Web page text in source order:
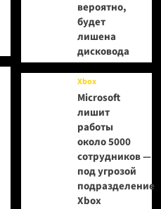
вероятно,
будет
лишена
дисковода
Xbox
Microsoft
лишит
работы
около 5000
сотрудников —
под угрозой
подразделение
Xbox